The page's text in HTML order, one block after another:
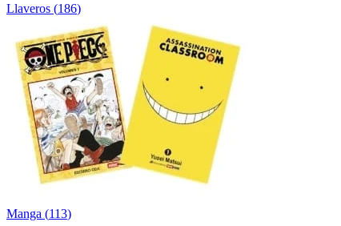
Llaveros (186)
Manga (113)